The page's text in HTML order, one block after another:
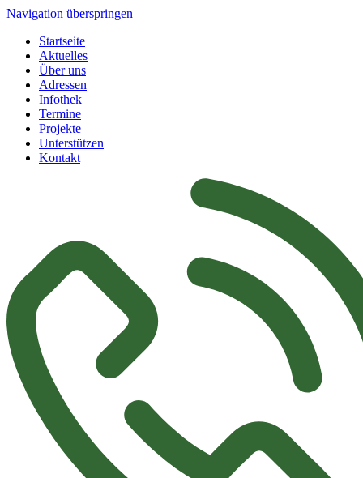
Navigation überspringen
Startseite
Aktuelles
Über uns
Adressen
Infothek
Termine
Projekte
Unterstützen
Kontakt